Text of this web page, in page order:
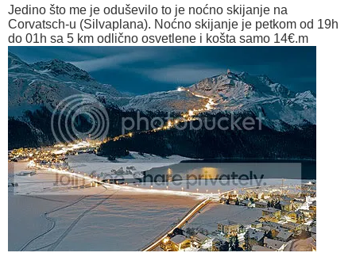
Jedino što me je oduševilo to je noćno skijanje na
Corvatsch-u (Silvaplana). Noćno skijanje je petkom od 19h
do 01h sa 5 km odlično osvetlene i košta samo 14€.m